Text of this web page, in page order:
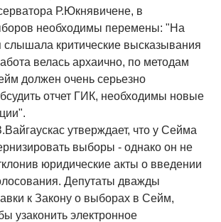
Р.Юкнявичене, в
необходимы перемены: "На
слышала критические высказывания
велась архаично, по методам
должен очень серьезно
отчет ГИК, необходимы новые
утверждает, что у Сейма
выборы - однако он не
юридические акты о введении
Депутаты дважды
к Закону о выборах в Сейм,
узаконить электронное